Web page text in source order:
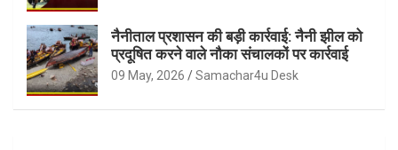
नैनीताल प्रशासन की बड़ी कार्रवाई: नैनी झील को
प्रदूषित करने वाले नौका संचालकों पर कार्रवाई
09 May, 2026 Samachar4u Desk